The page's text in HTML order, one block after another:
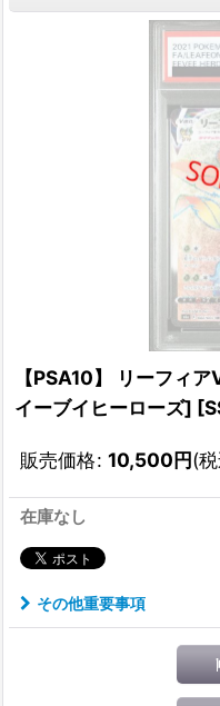
【PSA10】 リーフ
イーブイヒーローズ]
販売価格: 10,500円(
在庫なし
その他重要事項